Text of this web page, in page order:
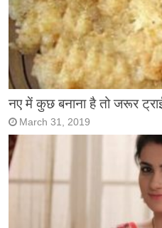
नए में कुछ बनाना है तो जरूर
March 31, 2019